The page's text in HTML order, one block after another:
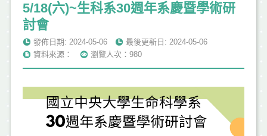
5/18(六)~生科系30週年系慶暨學術研
討會
發佈日期: 2024-05-06
最後更新日: 2024-05-06
資料來源：
瀏覽人次：980